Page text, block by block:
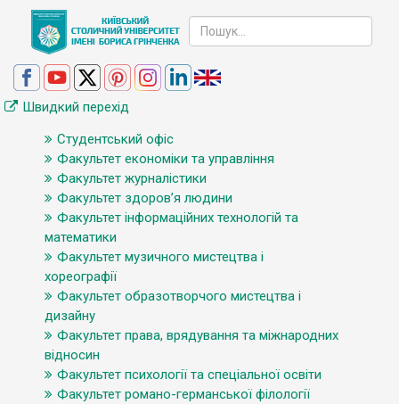
Швидкий перехід
Студентський офіс
Факультет економіки та управління
Факультет журналістики
Факультет здоров’я людини
Факультет інформаційних технологій та
математики
Факультет музичного мистецтва і
хореографії
Факультет образотворчого мистецтва і
дизайну
Факультет права, врядування та міжнародних
відносин
Факультет психології та спеціальної освіти
Факультет романо-германської філології